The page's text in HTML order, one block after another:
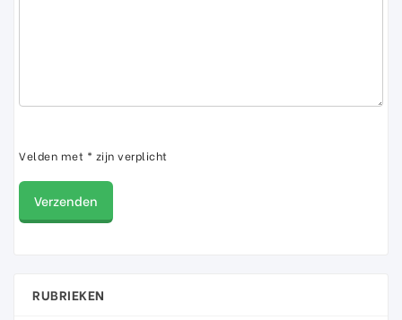
Velden met * zijn verplicht
RUBRIEKEN